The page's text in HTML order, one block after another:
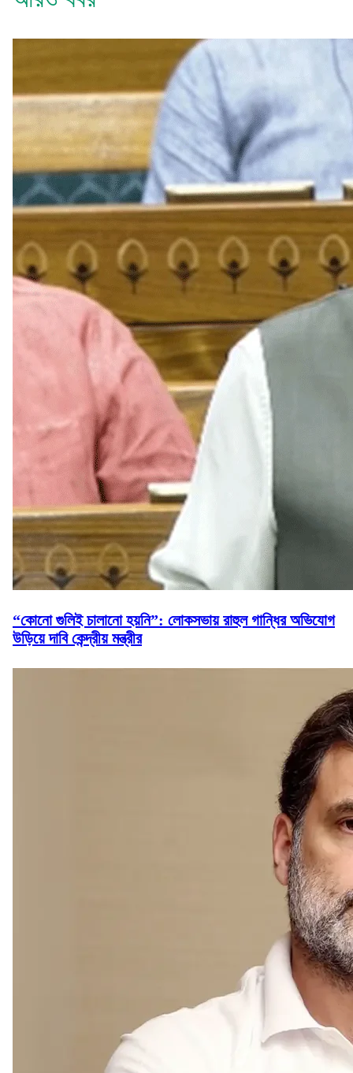
“কোনো গুলিই চালানো হয়নি”: লোকসভায় রাহুল গান্ধির অভিযোগ
উড়িয়ে দাবি কেন্দ্রীয় মন্ত্রীর